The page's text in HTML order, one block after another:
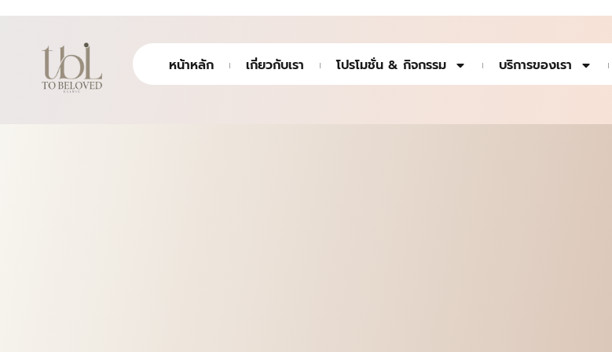
หน้าหลัก เกี่ยวกับเรา โปรโมชั่น & กิจกรรม บริการของเรา